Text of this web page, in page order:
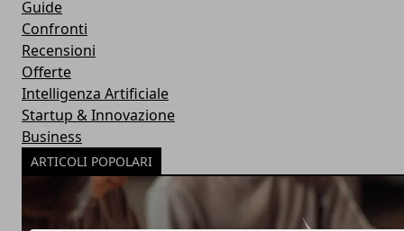
Guide
Confronti
Recensioni
Offerte
Intelligenza Artificiale
Startup & Innovazione
Business
ARTICOLI POPOLARI